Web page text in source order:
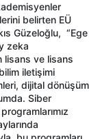
belirten EÜ
Güzeloğlu, “Ege
zeka
lisans ve lisans
iletişimi
dijital dönüşüm
Siber